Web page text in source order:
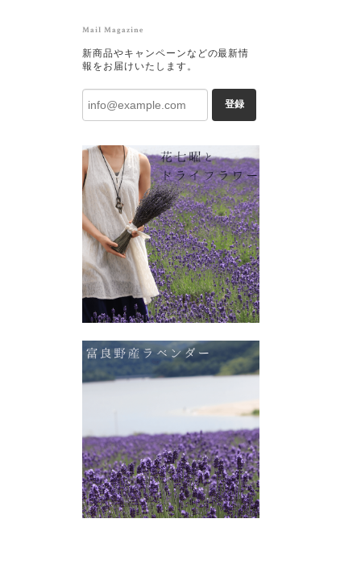
Mail Magazine
新商品やキャンペーンなどの最新情
報をお届けいたします。
登録